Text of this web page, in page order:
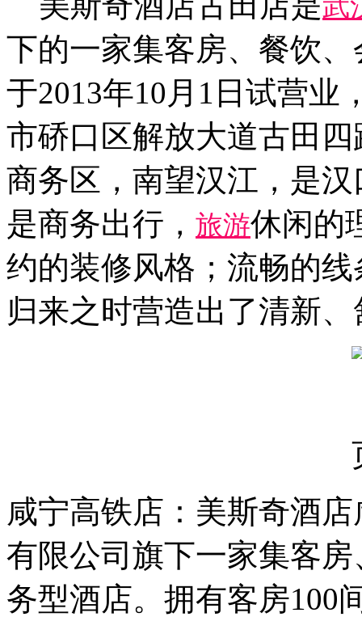
武
下的一家集客房、餐饮
于2013年10月1日试营业
市硚口区解放大道古田
商务区，南望汉江，是
是商务出行， 旅游休闲的
约的装修风格；流畅的
归来之时营造出了清新
咸宁高铁店：美斯奇酒
有限公司旗下一家集客
务型酒店。拥有客房100